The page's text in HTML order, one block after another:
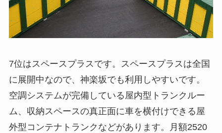
7位はスペースプラスです。スペースプラスは全国
に展開中なので、神楽坂でも利用しやすいです。
空調システムが完備している屋内型トランクルー
ム、収納スペースの真正面に車を横付けできる屋
外型コンテナトランクなどがあります。月額2520